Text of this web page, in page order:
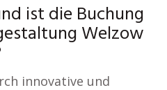
ist die Buchung
Welzow
innovative und